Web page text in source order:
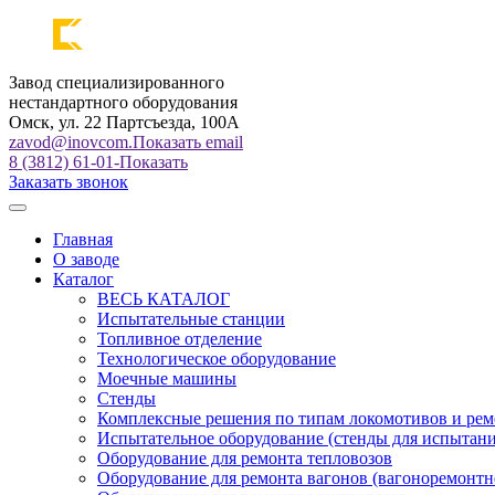
Завод специализированного
нестандартного оборудования
Омск, ул. 22 Партсъезда, 100А
zavod@inovcom.Показать email
8 (3812) 61-01-Показать
Заказать звонок
Главная
О заводе
Каталог
ВЕСЬ КАТАЛОГ
Испытательные станции
Топливное отделение
Технологическое оборудование
Моечные машины
Стенды
Комплексные решения по типам локомотивов и
Испытательное оборудование (стенды для
Оборудование для ремонта тепловозов
Оборудование для ремонта вагонов